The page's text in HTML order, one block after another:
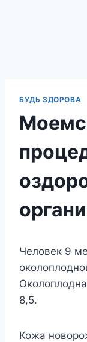
БУДЬ ЗДОРОВА
Человек 9
8,5.
Кожа